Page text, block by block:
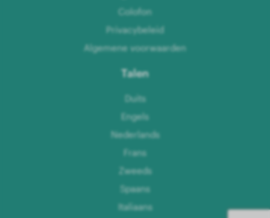
Colofon
Privacybeleid
Algemene voorwaarden
Talen
Duits
Engels
Nederlands
Frans
Zweeds
Spaans
Italiaans